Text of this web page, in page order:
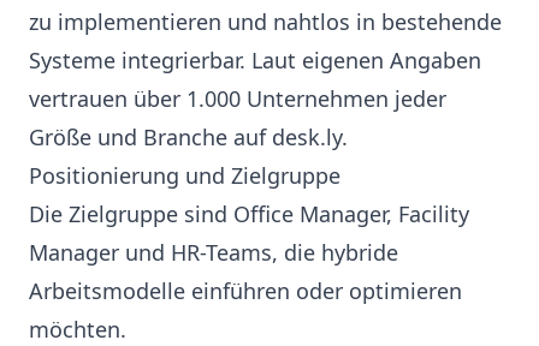
zu implementieren und nahtlos in bestehende
Systeme integrierbar. Laut eigenen Angaben
vertrauen über 1.000 Unternehmen jeder
Größe und Branche auf desk.ly.
Positionierung und Zielgruppe
Die Zielgruppe sind Office Manager, Facility
Manager und HR-Teams, die hybride
Arbeitsmodelle einführen oder optimieren
möchten.